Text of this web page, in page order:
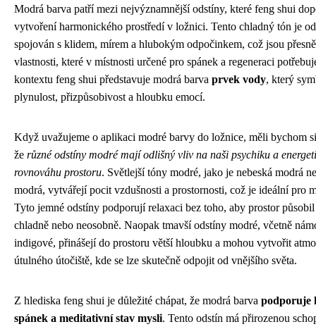
Modrá barva patří mezi nejvýznamnější odstíny, které feng shui
vytvoření harmonického prostředí v ložnici. Tento chladný tón je
spojován s klidem, mírem a hlubokým odpočinkem, což jsou
vlastnosti, které v místnosti určené pro spánek a regeneraci
kontextu feng shui představuje modrá barva prvek vody, který
plynulost, přizpůsobivost a hloubku emocí.
Když uvažujeme o aplikaci modré barvy do ložnice, měli bychom
že různé odstíny modré mají odlišný vliv na naši psychiku a
rovnováhu prostoru. Světlejší tóny modré, jako je nebeská modrá
modrá, vytvářejí pocit vzdušnosti a prostornosti, což je ideální pro
Tyto jemné odstíny podporují relaxaci bez toho, aby prostor
chladně nebo neosobně. Naopak tmavší odstíny modré, včetně
indigové, přinášejí do prostoru větší hloubku a mohou vytvořit
útulného útočiště, kde se lze skutečně odpojit od vnějšího světa.
Z hlediska feng shui je důležité chápat, že modrá barva podporuje
spánek a meditativní stav mysli. Tento odstín má přirozenou